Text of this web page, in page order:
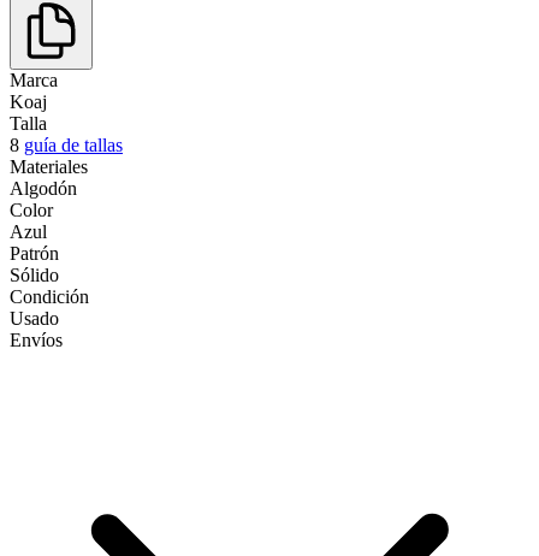
Marca
Koaj
Talla
8 guía de tallas
Materiales
Algodón
Color
Azul
Patrón
Sólido
Condición
Usado
Envíos